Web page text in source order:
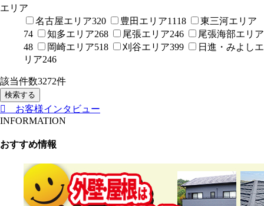
エリア
名古屋エリア320 豊田エリア1118
東三河エリア
74
知多エリア268 尾張エリア246
尾張海部エリア
48
岡崎エリア518 刈谷エリア399
日進・みよしエ
リア246
該当件数3272件
検索する
お客様インタビュー
INFORMATION
おすすめ情報